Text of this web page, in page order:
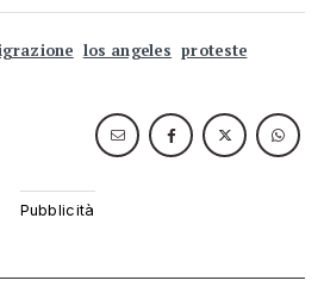
los angeles proteste